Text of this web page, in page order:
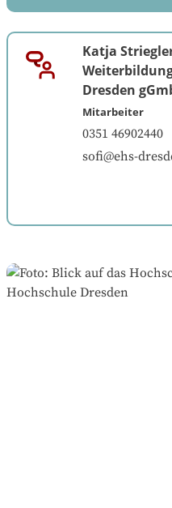
Katja
Dresden
Mitarbeiter
0351 46902440
sofi@ehs-